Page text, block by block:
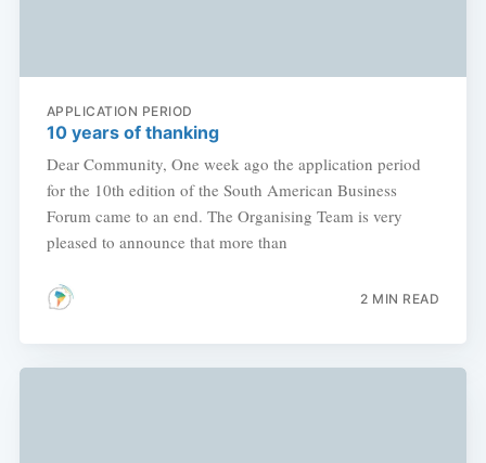
APPLICATION PERIOD
10 years of thanking
Dear Community, One week ago the application period
for the 10th edition of the South American Business
Forum came to an end. The Organising Team is very
pleased to announce that more than
2 MIN READ